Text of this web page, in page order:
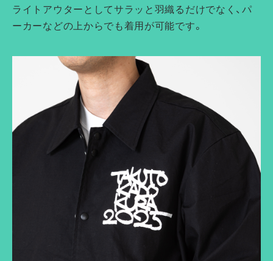
ライトアウターとしてサラッと羽織るだけでなく、パ
ーカーなどの上からでも着用が可能です。